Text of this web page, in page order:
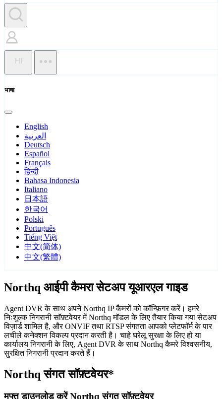
HI
भाषा
English
العربية
Deutsch
Español
Français
हिन्दी
Bahasa Indonesia
Italiano
日本語
한국어
Polski
Português
Tiếng Việt
中文(简体)
中文(繁體)
Northq आईपी कैमरा सेटअप यूआरएल गाइड
Agent DVR के साथ अपने Northq IP कैमरों को कॉन्फ़िगर करें। हमरे
निःशुल्क निगरानी सॉफ़्टवेयर में Northq मॉडल के लिए तैयार किया गया सेटअप
विज़ार्ड शामिल है, और ONVIF तथा RTSP संगतता आपको प्लेटफॉर्म के पार
लचीले कनेक्शन विकल्प प्रदान करती है। चाहे घरेलू सुरक्षा के लिए हो या
कार्यालय निगरानी के लिए, Agent DVR के साथ Northq कैमरे विश्वसनीय,
सुरक्षित निगरानी प्रदान करते हैं।
Northq संगत सॉफ़्टवेयर*
मुफ्त डाउनलोड करें Northq संगत सॉफ़्टवेयर